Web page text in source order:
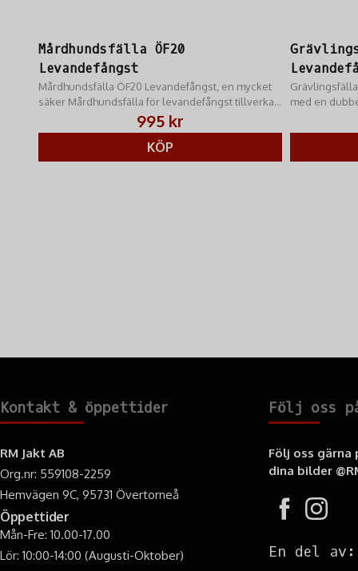
Mårdhundsfälla ÖF20
Levandefångst
Mårdhundsfälla ÖF20 Levandefångst, en mycket
säker Mårdhundsfälla för levandefångst tillverkad
995 kr
KÖP
med en
omöjligt för
luckan och
Kontakt & öppettider
RM Jakt AB
Org.nr: 559108-2259
Hemvägen 9C, 95731 Övertorneå
Öppettider
Mån-Fre: 10.00-17.00
Lör: 10:00-14:00 (Augusti-Oktober)
Följ oss
Följ oss gärna
dina bilder
En del av: